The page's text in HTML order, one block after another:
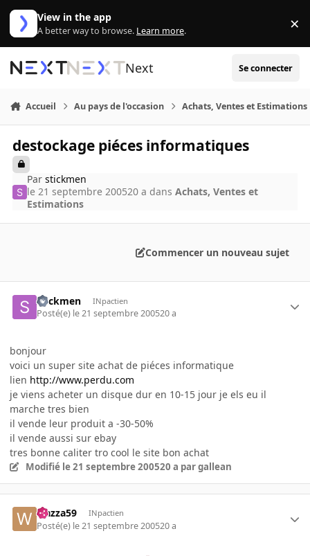
Aller au contenu
View in the app
A better way to browse. Learn more. ×
Next Se connecter
Accueil Au pays de l'occasion Achats, Ventes et Estimations
destockage piéces informatiques
Parstickmen
le 21 septembre 200520 a dansAchats, Ventes et
Estimations
Commencer un nouveau sujet
stickmen INpactien
Posté(e) le 21 septembre 200520 a
bonjour
voici un super site achat de piéces informatique
lien http://www.perdu.com
je viens acheter un disque dur en 10-15 jour je els eu il
marche tres bien
il vende leur produit a -30-50%
il vende aussi sur ebay
tres bonne caliter tro cool le site bon achat
Modifié le 21 septembre 200520 a par gallean
wazza59 INpactien
Posté(e) le 21 septembre 200520 a